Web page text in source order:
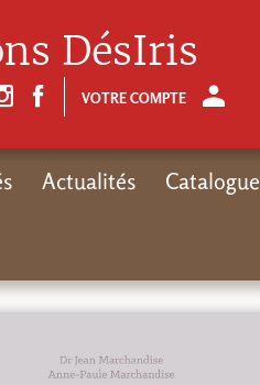
DésIris
VOTRE COMPTE
Actualités Catalogue